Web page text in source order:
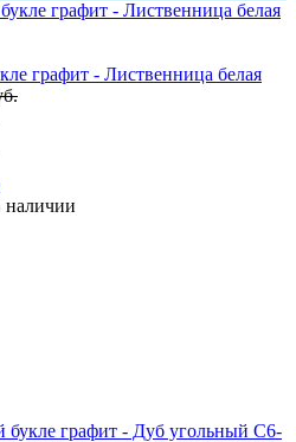
графит - Лиственница белая
наличии